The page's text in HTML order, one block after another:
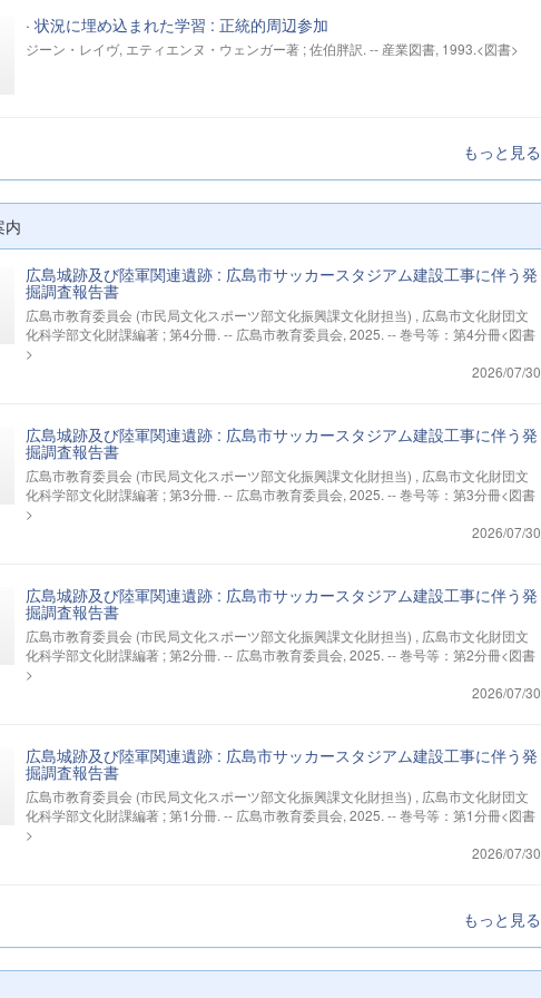
· 状況に埋め込まれた学習 : 正統的周辺参加
ジーン・レイヴ, エティエンヌ・ウェンガー著 ; 佐伯胖訳. -- 産業図書, 1993.<図書>
もっと見る
内
広島城跡及び陸軍関連遺跡 : 広島市サッカースタジアム建設工事に伴う発
掘調査報告書
広島市教育委員会 (市民局文化スポーツ部文化振興課文化財担当) , 広島市文化財団文
化科学部文化財課編著 ; 第4分冊. -- 広島市教育委員会, 2025. -- 巻号等：第4分冊<図書
>
2026/07/30
広島城跡及び陸軍関連遺跡 : 広島市サッカースタジアム建設工事に伴う発
掘調査報告書
広島市教育委員会 (市民局文化スポーツ部文化振興課文化財担当) , 広島市文化財団文
化科学部文化財課編著 ; 第3分冊. -- 広島市教育委員会, 2025. -- 巻号等：第3分冊<図書
>
2026/07/30
広島城跡及び陸軍関連遺跡 : 広島市サッカースタジアム建設工事に伴う発
掘調査報告書
広島市教育委員会 (市民局文化スポーツ部文化振興課文化財担当) , 広島市文化財団文
化科学部文化財課編著 ; 第2分冊. -- 広島市教育委員会, 2025. -- 巻号等：第2分冊<図書
>
2026/07/30
広島城跡及び陸軍関連遺跡 : 広島市サッカースタジアム建設工事に伴う発
掘調査報告書
広島市教育委員会 (市民局文化スポーツ部文化振興課文化財担当) , 広島市文化財団文
化科学部文化財課編著 ; 第1分冊. -- 広島市教育委員会, 2025. -- 巻号等：第1分冊<図書
>
2026/07/30
もっと見る